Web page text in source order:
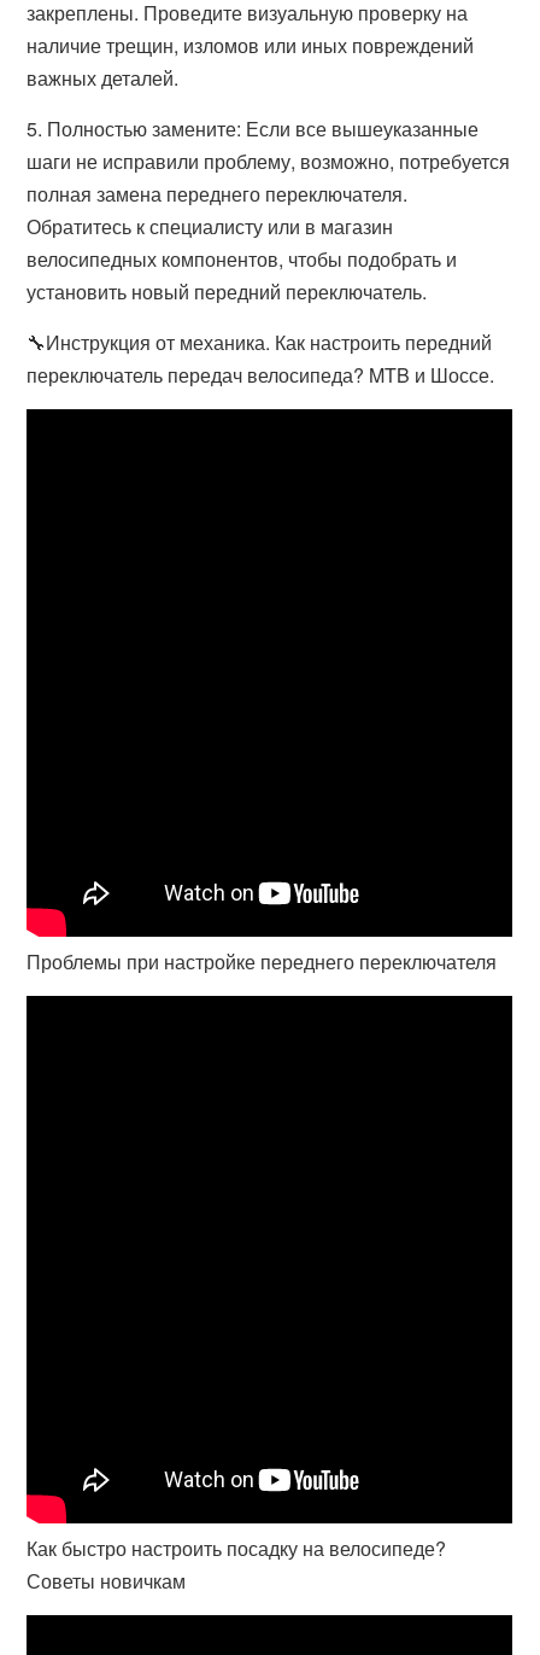
закреплены. Проведите визуальную проверку на
наличие трещин, изломов или иных повреждений
важных деталей.
5. Полностью замените: Если все вышеуказанные
шаги не исправили проблему, возможно, потребуется
полная замена переднего переключателя.
Обратитесь к специалисту или в магазин
велосипедных компонентов, чтобы подобрать и
установить новый передний переключатель.
🔧Инструкция от механика. Как настроить передний
переключатель передач велосипеда? MTB и Шоссе.
Проблемы при настройке переднего переключателя
Как быстро настроить посадку на велосипеде?
Советы новичкам